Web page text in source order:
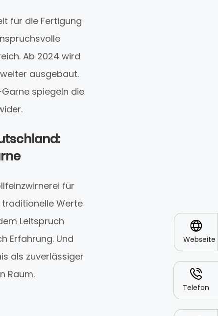
Webseite
Telefon
für die Fertigung
Ab 2024 wird
ausgebaut.
spiegeln die
für
traditionelle Werte
Leitspruch
Erfahrung. Und
als zuverlässiger
Raum.